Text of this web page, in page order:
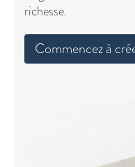
richesse.
Commencez à